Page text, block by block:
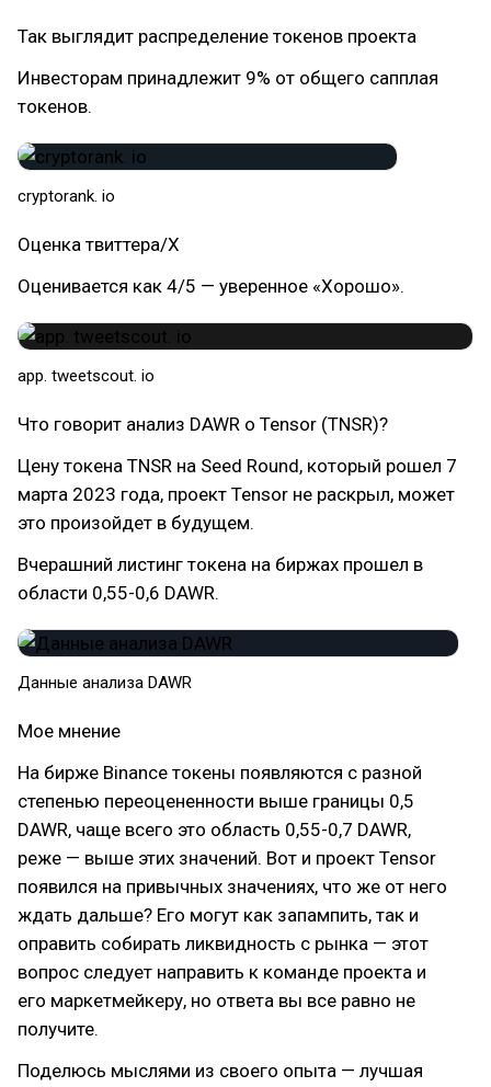
Так выглядит распределение токенов проекта
Инвесторам принадлежит 9% от общего сапплая
токенов.
cryptorank. io
Оценка твиттера/Х
Оценивается как 4/5 — уверенное «Хорошо».
app. tweetscout. io
Что говорит анализ DAWR о Tensor (TNSR)?
Цену токена TNSR на Seed Round, который рошел 7
марта 2023 года, проект Tensor не раскрыл, может
это произойдет в будущем.
Вчерашний листинг токена на биржах прошел в
области 0,55-0,6 DAWR.
Данные анализа DAWR
Мое мнение
На бирже Binance токены появляются с разной
степенью переоцененности выше границы 0,5
DAWR, чаще всего это область 0,55-0,7 DAWR,
реже — выше этих значений. Вот и проект Tensor
появился на привычных значениях, что же от него
ждать дальше? Его могут как запампить, так и
оправить собирать ликвидность с рынка — этот
вопрос следует направить к команде проекта и
его маркетмейкеру, но ответа вы все равно не
получите.
Поделюсь мыслями из своего опыта — лучшая